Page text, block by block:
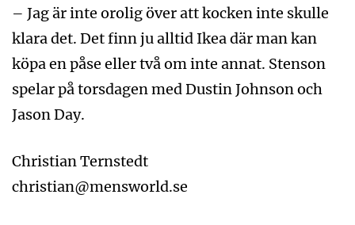
– Jag är inte orolig över att kocken inte skulle
klara det. Det finn ju alltid Ikea där man kan
köpa en påse eller två om inte annat. Stenson
spelar på torsdagen med Dustin Johnson och
Jason Day.
Christian Ternstedt
christian@mensworld.se